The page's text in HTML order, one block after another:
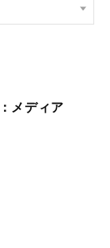
メディア